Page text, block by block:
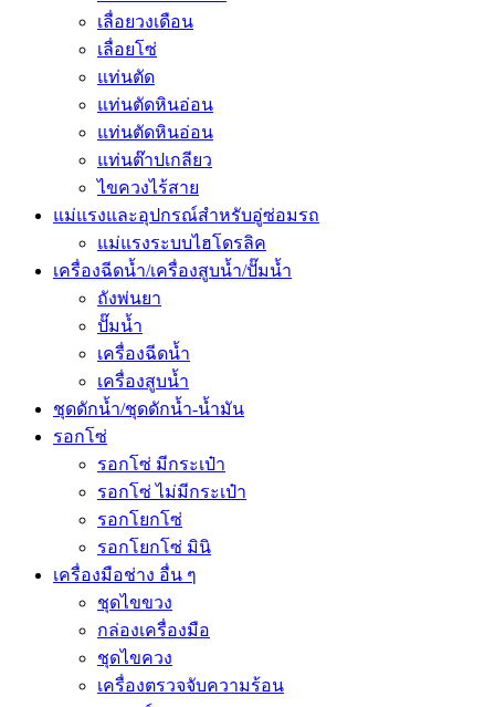
เลื่อยวงเดือน
เลื่อยโซ่
แท่นตัด
แท่นตัดหินอ่อน
แท่นตัดหินอ่อน
แท่นต๊าปเกลียว
ไขควงไร้สาย
แม่แรงและอุปกรณ์สำหรับอู่ซ่อมรถ
แม่แรงระบบไฮโดรลิค
เครื่องฉีดน้ำ/เครื่องสูบน้ำ/ปั๊มน้ำ
ถังพ่นยา
ปั๊มน้ำ
เครื่องฉีดน้ำ
เครื่องสูบน้ำ
ชุดดักน้ำ/ชุดดักน้ำ-น้ำมัน
รอกโซ่
รอกโซ่ มีกระเป๋า
รอกโซ่ ไม่มีกระเป๋า
รอกโยกโซ่
รอกโยกโซ่ มินิ
เครื่องมือช่าง อื่น ๆ
ชุดไขขวง
กล่องเครื่องมือ
ชุดไขควง
เครื่องตรวจจับความร้อน